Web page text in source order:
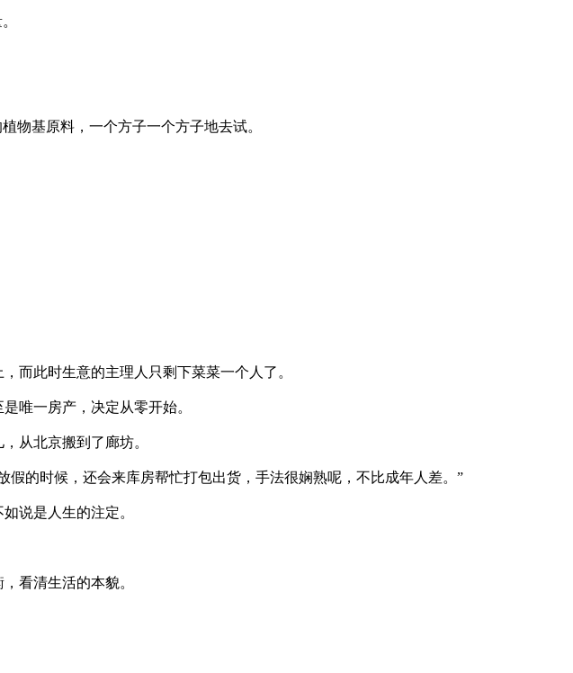
物基原料，一个方子一个方子地去试。
而此时生意的主理人只剩下菜菜一个人了。
唯一房产，决定从零开始。
从北京搬到了廊坊。
的时候，还会来库房帮忙打包出货，手法很娴熟呢，不比成年人差。”
说是人生的注定。
看清生活的本貌。